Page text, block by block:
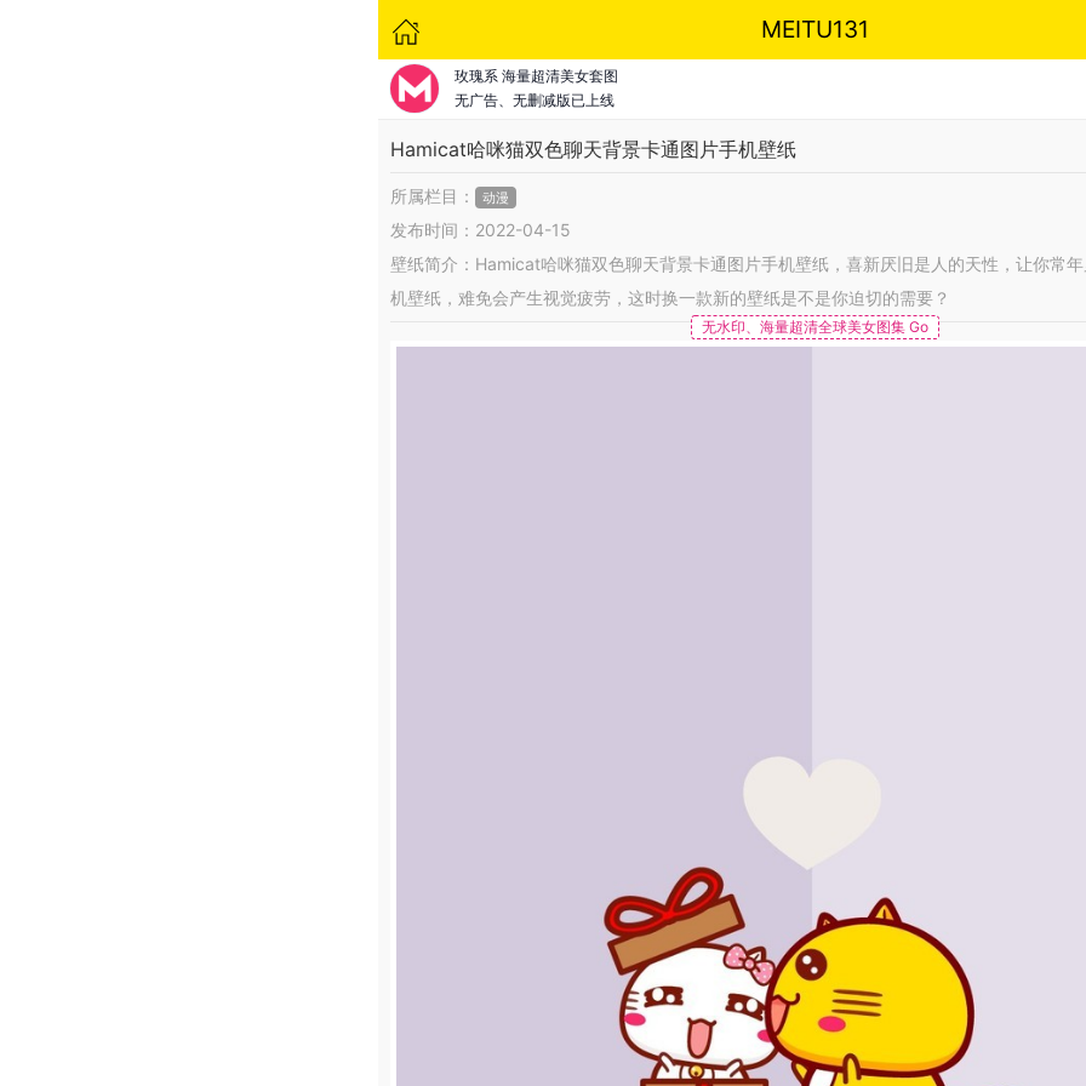
MEITU131
玫瑰系 海量超清美女套图
无广告、无删减版已上线
Hamicat哈咪猫双色聊天背景卡通图片手机壁纸
所属栏目： 动漫
发布时间：2022-04-15
壁纸简介：Hamicat哈咪猫双色聊天背景卡通图片手机壁纸，喜新厌旧是人的天性，让你常
机壁纸，难免会产生视觉疲劳，这时换一款新的壁纸是不是你迫切的需要？
无水印、海量超清全球美女图集 Go